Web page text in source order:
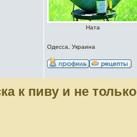
Ната
Одесса, Украина
к пиву и не только